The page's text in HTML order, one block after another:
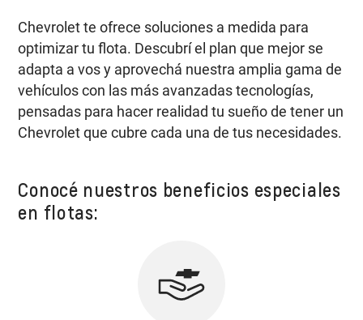
Chevrolet te ofrece soluciones a medida para
optimizar tu flota. Descubrí el plan que mejor se
adapta a vos y aprovechá nuestra amplia gama de
vehículos con las más avanzadas tecnologías,
pensadas para hacer realidad tu sueño de tener un
Chevrolet que cubre cada una de tus necesidades.
Conocé nuestros beneficios especiales
en flotas: